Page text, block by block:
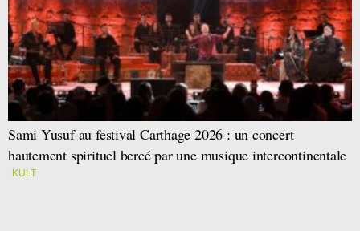
Sami Yusuf au festival Carthage 2026 : un concert
hautement spirituel bercé par une musique intercontinentale
KULT